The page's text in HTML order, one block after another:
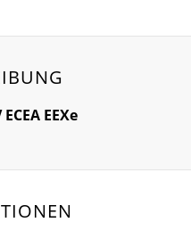
EEXe